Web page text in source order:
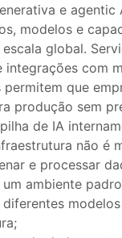
e agentic
modelos e
global.
integrações com
que
produção sem
de IA
não é
e processar
ambiente